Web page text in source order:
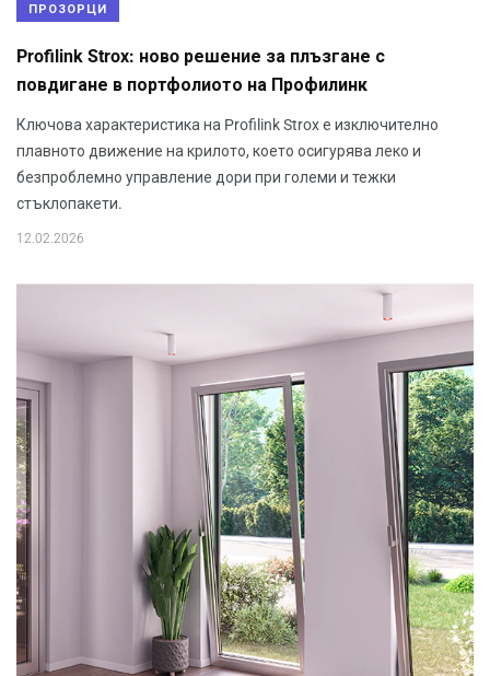
ПРОЗОРЦИ
Profilink Strox: новo решение за плъзгане с
повдигане в портфолиото на Профилинк
Ключова характеристика на Profilink Strox е изключително
плавното движение на крилото, което осигурява леко и
безпроблемно управление дори при големи и тежки
стъклопакети.
12.02.2026